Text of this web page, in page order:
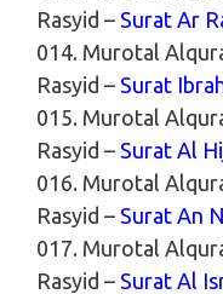
Rasyid – Surat Ar
014. Murotal
Rasyid – Surat
015. Murotal
Rasyid – Surat Al
016. Murotal
Rasyid – Surat An
017. Murotal
Rasyid – Surat Al